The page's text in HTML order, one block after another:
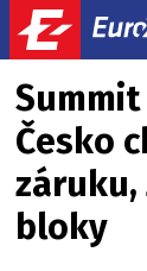
Česko
záruku,
bloky